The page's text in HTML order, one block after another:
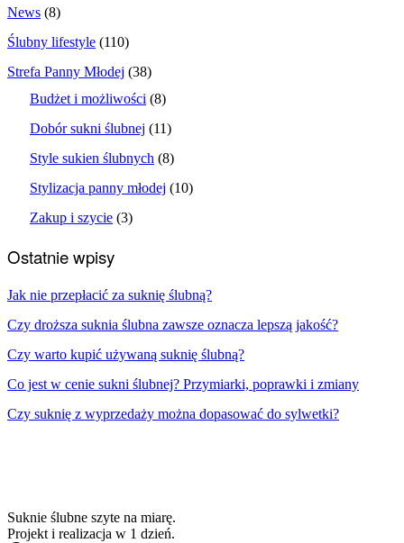
News (8)
Ślubny lifestyle (110)
Strefa Panny Młodej (38)
Budżet i możliwości (8)
Dobór sukni ślubnej (11)
Style sukien ślubnych (8)
Stylizacja panny młodej (10)
Zakup i szycie (3)
Ostatnie wpisy
Jak nie przepłacić za suknię ślubną?
Czy droższa suknia ślubna zawsze oznacza lepszą jakość?
Czy warto kupić używaną suknię ślubną?
Co jest w cenie sukni ślubnej? Przymiarki, poprawki i zmiany
Czy suknię z wyprzedaży można dopasować do sylwetki?
Suknie ślubne szyte na miarę.
Projekt i realizacja w 1 dzień.